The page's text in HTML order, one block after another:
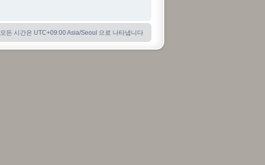
모든 시간은 UTC+09:00 Asia/Seoul 으로 나타냅니다